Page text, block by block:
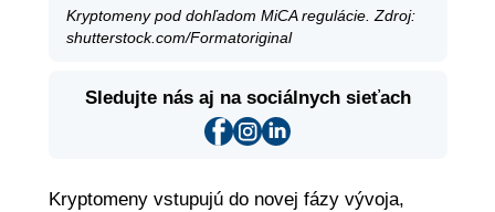
Kryptomeny pod dohľadom MiCA regulácie. Zdroj:
shutterstock.com/Formatoriginal
Sledujte nás aj na sociálnych sieťach
Kryptomeny vstupujú do novej fázy vývoja,